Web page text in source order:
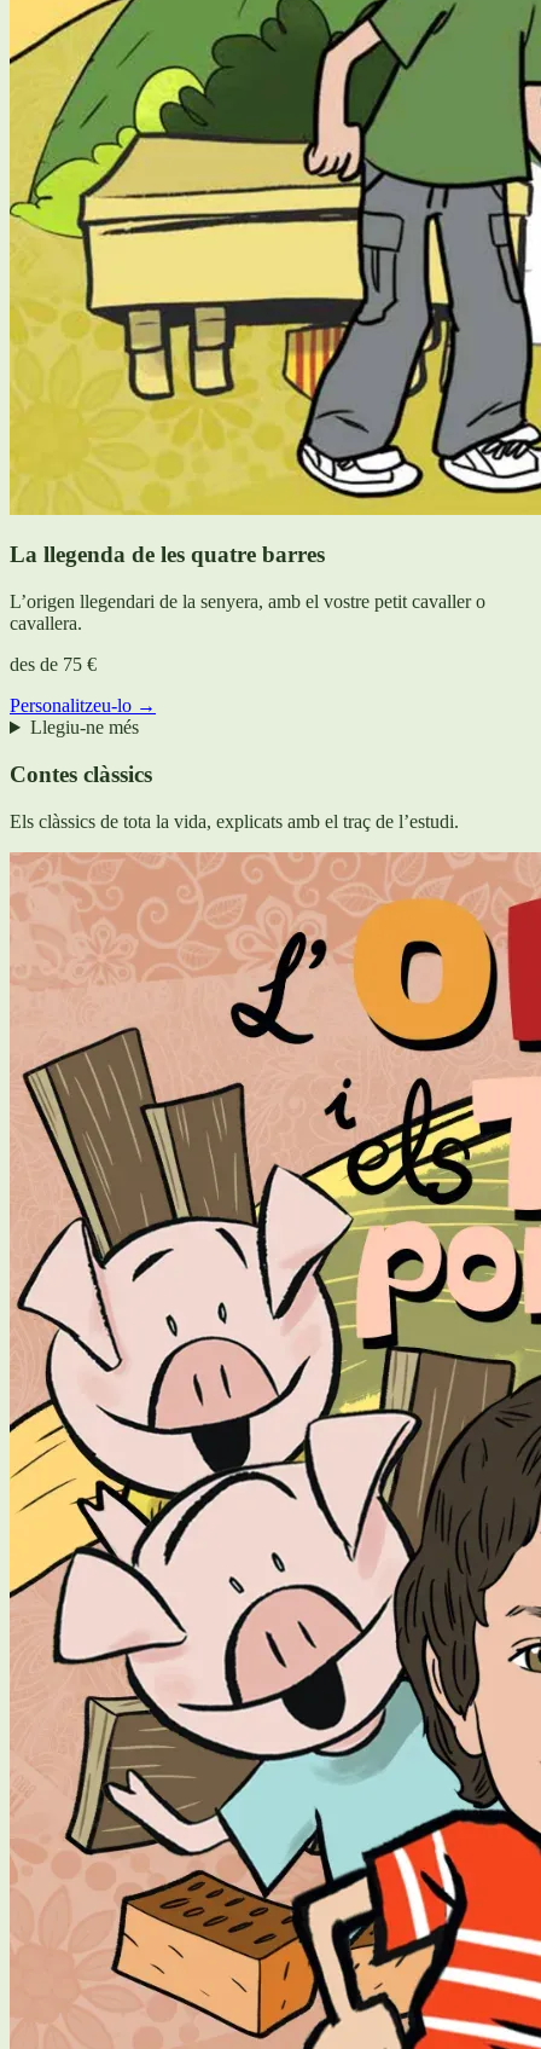
La llegenda de les quatre barres
L’origen llegendari de la senyera, amb el vostre petit cavaller o
cavallera.
des de 75 €
Personalitzeu-lo →
Llegiu-ne més
Contes clàssics
Els clàssics de tota la vida, explicats amb el traç de l’estudi.